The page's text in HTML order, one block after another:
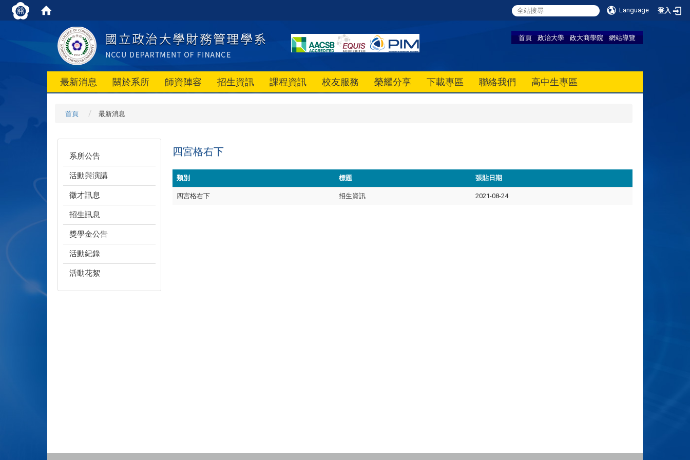
Language 登入
首頁 政治大學 政大商學院 網站導覽
最新消息 關於系所 師資陣容 招生資訊 課程資訊 校友服務 榮耀分享 下載專區 聯絡我們 高中生專區
首頁 最新消息
系所公告
活動與演講
徵才訊息
招生訊息
獎學金公告
活動紀錄
活動花絮
四宮格右下
類別 標題 張貼日期
四宮格右下 招生資訊 2021-08-24